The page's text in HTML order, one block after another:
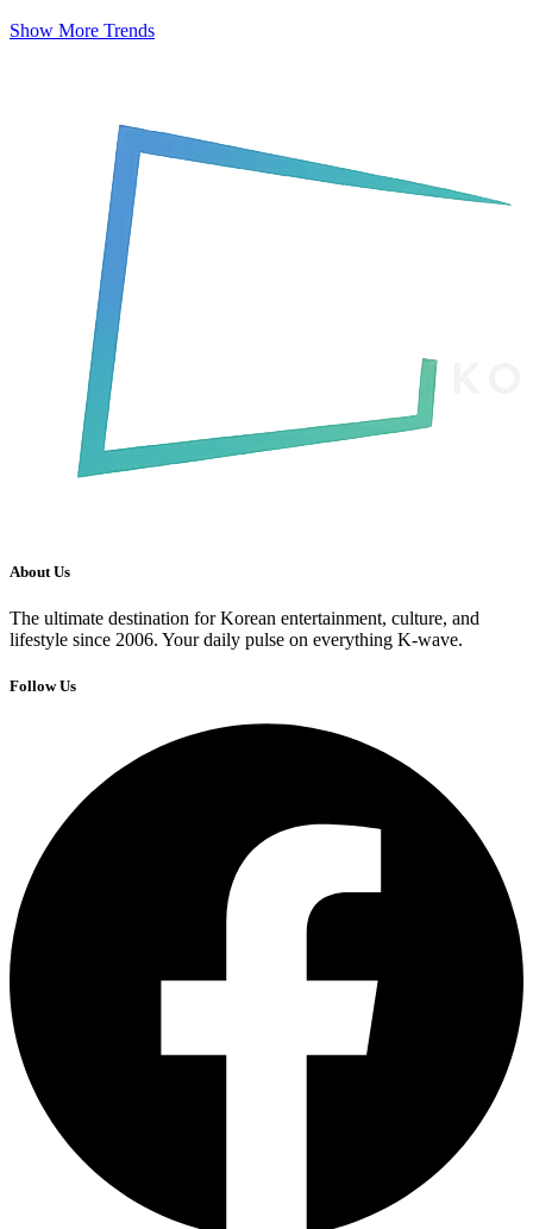
Show More Trends
About Us
The ultimate destination for Korean entertainment, culture, and
lifestyle since 2006. Your daily pulse on everything K-wave.
Follow Us